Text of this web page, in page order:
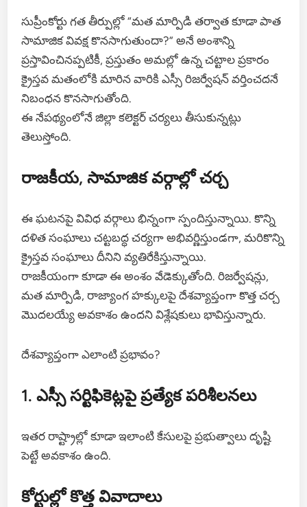
సుప్రీంకోర్టు గత తీర్పుల్లో “మత మార్పిడి తర్వాత కూడా పాత
సామాజిక వివక్ష కొనసాగుతుందా?” అనే అంశాన్ని
ప్రస్తావించినప్పటికీ, ప్రస్తుతం అమల్లో ఉన్న చట్టాల ప్రకారం
క్రైస్తవ మతంలోకి మారిన వారికి ఎస్సీ రిజర్వేషన్ వర్తించదనే
నిబంధన కొనసాగుతోంది.
ఈ నేపథ్యంలోనే జిల్లా కలెక్టర్ చర్యలు తీసుకున్నట్లు
తెలుస్తోంది.
రాజకీయ, సామాజిక వర్గాల్లో చర్చ
ఈ ఘటనపై వివిధ వర్గాలు భిన్నంగా స్పందిస్తున్నాయి. కొన్ని
దళిత సంఘాలు చట్టబద్ధ చర్యగా అభివర్ణిస్తుండగా, మరికొన్ని
క్రైస్తవ సంఘాలు దీనిని వ్యతిరేకిస్తున్నాయి.
రాజకీయంగా కూడా ఈ అంశం వేడెక్కుతోంది. రిజర్వేషన్లు,
మత మార్పిడి, రాజ్యాంగ హక్కులపై దేశవ్యాప్తంగా కొత్త చర్చ
మొదలయ్యే అవకాశం ఉందని విశ్లేషకులు భావిస్తున్నారు.
దేశవ్యాప్తంగా ఎలాంటి ప్రభావం?
1. ఎస్సీ సర్టిఫికెట్లపై ప్రత్యేక పరిశీలనలు
ఇతర రాష్ట్రాల్లో కూడా ఇలాంటి కేసులపై ప్రభుత్వాలు దృష్టి
పెట్టే అవకాశం ఉంది.
కోర్టుల్లో కొత్త వివాదాలు